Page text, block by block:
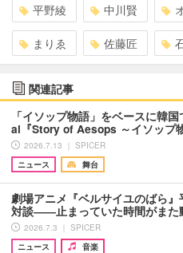
平野綾 中川賢
まりゑ 佐藤匠
関連記事
「イソップ物語」をベースに韓
al『Story of Aesops ～イソップ
2026.7.13 ｜ SPICER
ニュース
舞台
劇場アニメ『ベルサイユのばら
対談――止まっていた時間がまた
2026.7.3 ｜ SPICER
ニュース
音楽